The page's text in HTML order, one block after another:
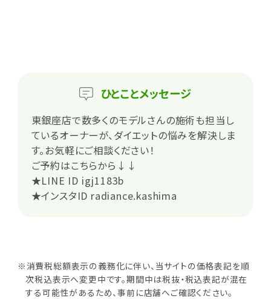
ひとことメッセージ
東銀座店で数多くのモデルさんの施術も担当し
ているオーナーが、ダイエットの悩みを解決しま
す。お気軽にご相談ください！
ご予約はこちらから↓↓
★LINE ID igj1183b
★インスタID radiance.kashima
※消費税総額表示の義務化に伴い、当サイトの価格表記を順
次税込表示へ変更中です。期間中は税抜・税込表記が混在
する可能性があるため、事前に店舗へご確認ください。